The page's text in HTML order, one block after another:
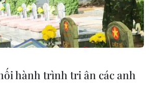
hành trình tri ân các anh